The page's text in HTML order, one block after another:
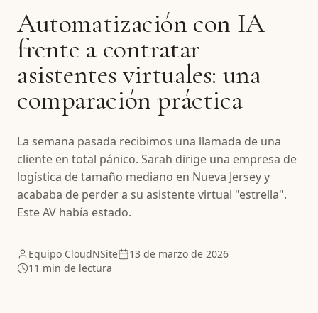
Automatización con IA
frente a contratar
asistentes virtuales: una
comparación práctica
La semana pasada recibimos una llamada de una
cliente en total pánico. Sarah dirige una empresa de
logística de tamaño mediano en Nueva Jersey y
acababa de perder a su asistente virtual "estrella".
Este AV había estado.
Equipo CloudNSite
13 de marzo de 2026
11 min de lectura